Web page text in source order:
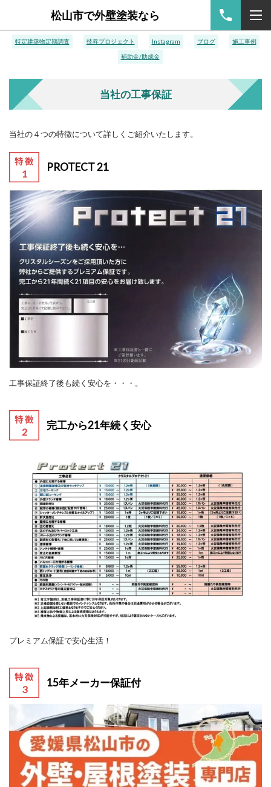
松山市で外壁塗装なら
特定建築物定期調査 技昇プロジェクト Instagram ブログ 施工事例
補助金/助成金
当社の工事保証
当社の４つの特徴について詳しくご紹介いたします。
PROTECT 21
工事保証終了後も続く安心を・・・。
完工から21年続く安心
プレミアム保証で安心生活！
15年メーカー保証付